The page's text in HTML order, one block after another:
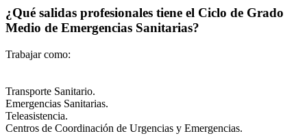
¿Qué salidas profesionales tiene el Ciclo de Grado
Medio de Emergencias Sanitarias?
Trabajar como:
Transporte Sanitario.
Emergencias Sanitarias.
Teleasistencia.
Centros de Coordinación de Urgencias y Emergencias.